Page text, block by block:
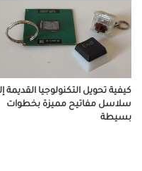
كيفية تحويل التكنولوجيا القديمة
سلاسل مفاتيح مميزة بخطوات
بسيطة